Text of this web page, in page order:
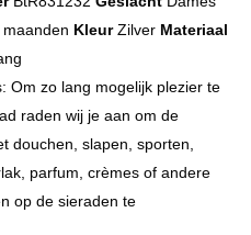
maanden KleurZilver Materiaal
Om zo lang mogelijk plezier te
raden wij je aan om de
douchen, slapen, sporten,
parfum, crèmes of andere
op de sieraden te